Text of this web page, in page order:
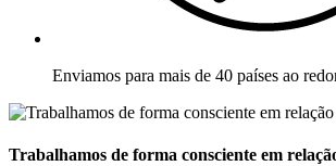
Enviamos para mais de 40 países ao
Trabalhamos de forma consciente em